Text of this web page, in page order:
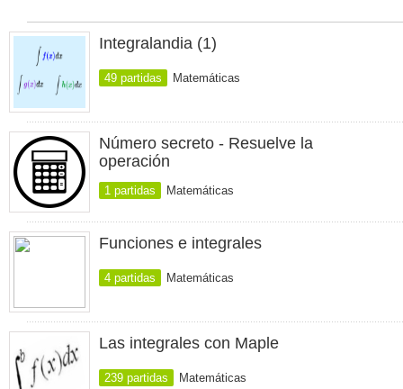
Integralandia (1)
49 partidas Matemáticas
Número secreto - Resuelve la
operación
1 partidas Matemáticas
Funciones e integrales
4 partidas Matemáticas
Las integrales con Maple
239 partidas Matemáticas